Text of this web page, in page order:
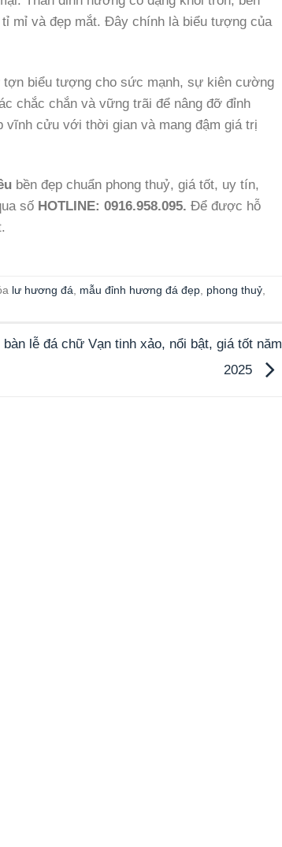
mỉ và đẹp mắt. Đây chính là biểu tượng của
tợn biểu tượng cho sức mạnh, sự kiên cường
chắc chắn và vững trãi để nâng đỡ đỉnh
vĩnh cửu với thời gian và mang đậm giá trị
bền đẹp chuẩn phong thuỷ, giá tốt, uy tín,
số HOTLINE: 0916.958.095. Để được hỗ
lư hương đá mẫu đỉnh hương đá đẹp phong thuỷ
bàn lễ đá chữ Vạn tinh xảo, nổi bật, giá tốt năm
2025